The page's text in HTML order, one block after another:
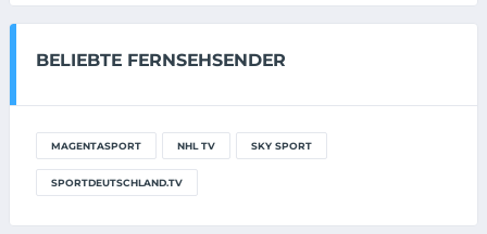
BELIEBTE FERNSEHSENDER
MAGENTASPORT NHL TV SKY SPORT
SPORTDEUTSCHLAND.TV